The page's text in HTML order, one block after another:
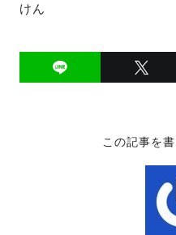
けん
この記事を